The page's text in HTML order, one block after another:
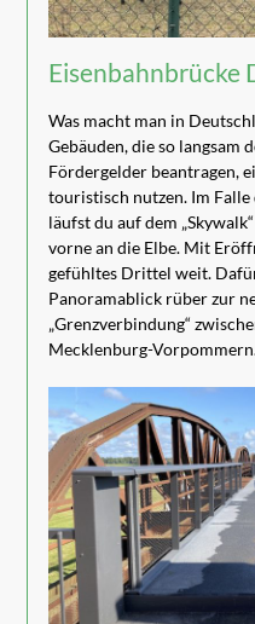
Eisenbahnbrücke
Was macht man in
Gebäuden, die so langsam
Fördergelder beantragen,
touristisch nutzen. Im Falle
läufst du auf dem
vorne an die Elbe. Mit
gefühltes Drittel weit.
Panoramablick rüber zur
„Grenzverbindung“
Mecklenburg-